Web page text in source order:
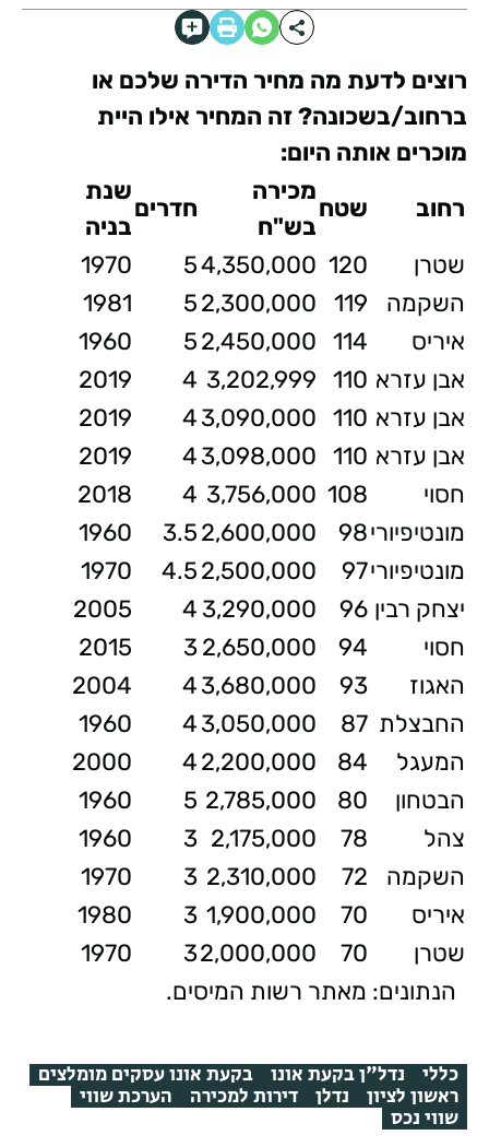
רוצים לדעת מה מחיר הדירה שלכם או
ברחוב/בשכונה?זה המחיר אילו היית
מוכרים אותה היום:
רחוב
שטח
מכירה
בש"ח
חדרים
שנת
בניה
שטרן
120
4,350,000
5
1970
השקמה
119
2,300,000
5
1981
איריס
114
2,450,000
5
1960
אבן עזרא 110
3,202,999
4
2019
אבן עזרא 110
3,090,000
4
2019
אבן עזרא 110
3,098,000
4
2019
חסוי
108
3,756,000
4
2018
מונטיפיורי98
2,600,000
3.5
1960
מונטיפיורי97
2,500,000
4.5
1970
יצחק רבין 96
3,290,000
4
2005
חסוי
94
2,650,000
3
2015
האגוז
93
3,680,000
4
2004
החבצלת 87
3,050,000
4
1960
המעגל
84
2,200,000
4
2000
הבטחון
80
2,785,000
5
1960
צהל
78
2,175,000
3
1960
השקמה
72
2,310,000
3
1970
איריס
70
1,900,000
3
1980
שטרן
70
2,000,000
3
1970
הנתונים: מאתר רשות המיסים.
כללי נדל"ן בקעת אונו בקעת אונו עסקים מומלצים
ראשון לציון נדלן דירות למכירה הערכת שווי
שווי נכס